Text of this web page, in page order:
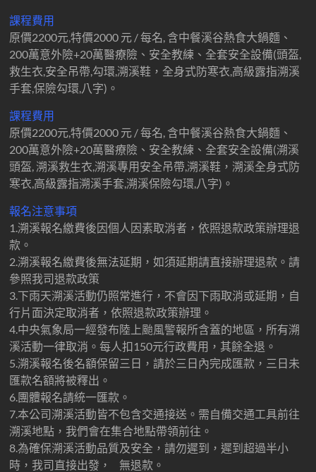
課程費用
原價2200元,特價2000 元 / 每名, 含中餐溪谷熱食大鍋麵、
200萬意外險+20萬醫療險、安全教練、全套安全設備(頭盔,
救生衣,安全吊帶,勾環,溯溪鞋，全身式防寒衣,高級露指溯溪
手套,保險勾環,八字)。
課程費用
原價2200元,特價2000 元 / 每名, 含中餐溪谷熱食大鍋麵、
200萬意外險+20萬醫療險、安全教練、全套安全設備(溯溪
頭盔, 溯溪救生衣,溯溪專用安全吊帶,溯溪鞋，溯溪全身式防
寒衣,高級露指溯溪手套,溯溪保險勾環,八字)。
報名注意事項
1.溯溪報名繳費後因個人因素取消者，依照退款政策辦理退
款。
2.溯溪報名繳費後無法延期，如須延期請直接辦理退款。請
參照我司退款政策
3.下雨天溯溪活動仍照常進行，不會因下雨取消或延期，自
行片面決定取消者，依照退款政策辦理。
4.中央氣象局一經發布陸上颱風警報所含蓋的地區，所有溯
溪活動一律取消。每人扣150元行政費用，其餘全退。
5.溯溪報名後名額保留三日，請於三日內完成匯款，三日未
匯款名額將被釋出。
6.團體報名請統一匯款。
7.本公司溯溪活動皆不包含交通接送。需自備交通工具前往
溯溪地點，我們會在集合地點帶領前往。
8.為確保溯溪活動品質及安全，請勿遲到，遲到超過半小
時，我司直接出發， 無退款。